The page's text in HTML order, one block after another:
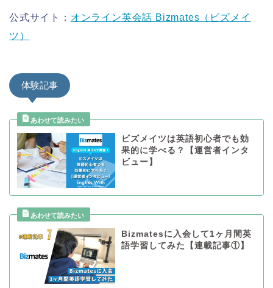
公式サイト： オンライン英会話 Bizmates（ビズメイ
ツ）
体験記事
ビズメイツは英語初心者でも効
果的に学べる？【運営者インタ
ビュー】
Bizmatesに入会して1ヶ月間英
語学習してみた【連載記事①】